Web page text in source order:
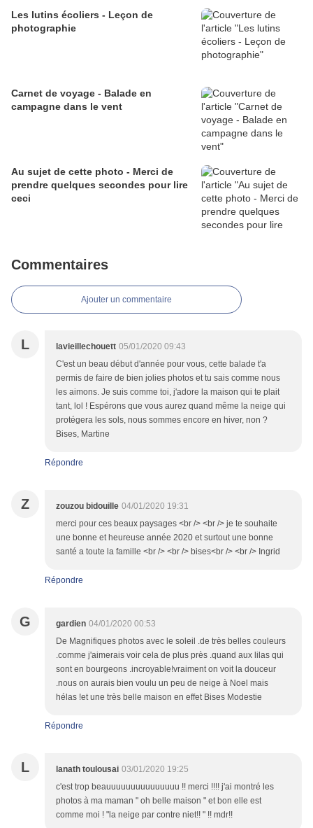
Les lutins écoliers - Leçon de
photographie
Carnet de voyage - Balade en
campagne dans le vent
Au sujet de cette photo - Merci de
prendre quelques secondes pour lire
ceci
Commentaires
Ajouter un commentaire
L lavieillechouett 05/01/2020 09:43
C'est un beau début d'année pour vous, cette balade t'a
permis de faire de bien jolies photos et tu sais comme nous
les aimons. Je suis comme toi, j'adore la maison qui te plait
tant, lol ! Espérons que vous aurez quand même la neige qui
protégera les sols, nous sommes encore en hiver, non ?
Bises, Martine
Répondre
Z zouzou bidouille 04/01/2020 19:31
merci pour ces beaux paysages <br /> <br /> je te souhaite
une bonne et heureuse année 2020 et surtout une bonne
santé a toute la famille <br /> <br /> bises<br /> <br /> Ingrid
Répondre
G gardien 04/01/2020 00:53
De Magnifiques photos avec le soleil .de très belles couleurs
.comme j'aimerais voir cela de plus près .quand aux lilas qui
sont en bourgeons .incroyable!vraiment on voit la douceur
.nous on aurais bien voulu un peu de neige à Noel mais
hélas !et une très belle maison en effet Bises Modestie
Répondre
L lanath toulousai 03/01/2020 19:25
c'est trop beauuuuuuuuuuuuuuu !! merci !!!! j'ai montré les
photos à ma maman " oh belle maison " et bon elle est
comme moi ! "la neige par contre niet!! " !! mdr!!